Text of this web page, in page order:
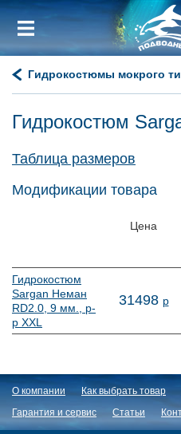
Гидрокостюмы мокрого
Гидрокостюм
Таблица размеров
Модификации товара
Цена
Гидрокостюм
Sargan Неман
RD2.0, 9 мм., р-
р XXL
31498 р
О компании Как выбрать товар
Гарантия и сервис
Статьи